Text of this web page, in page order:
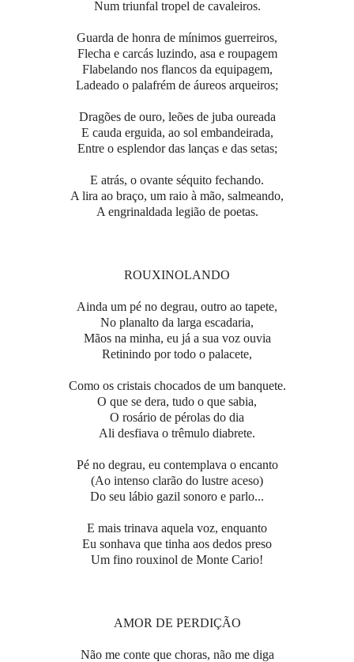
Num triunfal tropel de cavaleiros.
Guarda de honra de mínimos guerreiros,
Flecha e carcás luzindo, asa e roupagem
Flabelando nos flancos da equipagem,
Ladeado o palafrém de áureos arqueiros;
Dragões de ouro, leões de juba oureada
E cauda erguida, ao sol embandeirada,
Entre o esplendor das lanças e das setas;
E atrás, o ovante séquito fechando.
A lira ao braço, um raio à mão, salmeando,
A engrinaldada legião de poetas.
ROUXINOLANDO
Ainda um pé no degrau, outro ao tapete,
No planalto da larga escadaria,
Mãos na minha, eu já a sua voz ouvia
Retinindo por todo o palacete,
Como os cristais chocados de um banquete.
O que se dera, tudo o que sabia,
O rosário de pérolas do dia
Ali desfiava o trêmulo diabrete.
Pé no degrau, eu contemplava o encanto
(Ao intenso clarão do lustre aceso)
Do seu lábio gazil sonoro e parlo...
E mais trinava aquela voz, enquanto
Eu sonhava que tinha aos dedos preso
Um fino rouxinol de Monte Cario!
AMOR DE PERDIÇÃO
Não me conte que choras, não me diga